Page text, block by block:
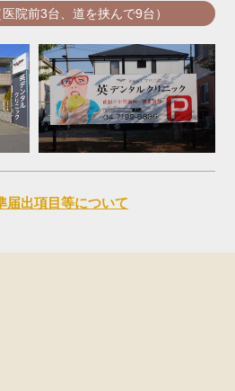
院前3台、道を挟んで9台）
届出項目等について